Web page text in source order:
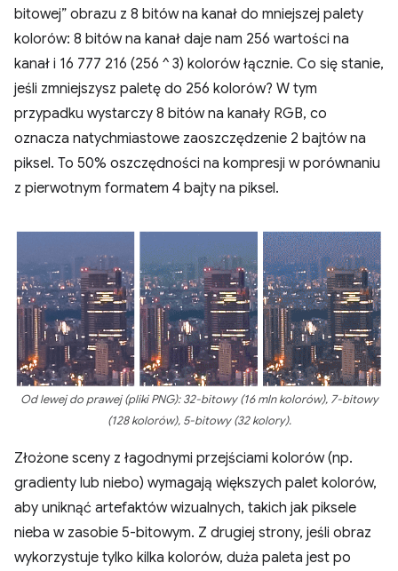
bitowej” obrazu z 8 bitów na kanał do mniejszej palety
kolorów: 8 bitów na kanał daje nam 256 wartości na
kanał i 16 777 216 (256 ^ 3) kolorów łącznie. Co się stanie,
jeśli zmniejszysz paletę do 256 kolorów? W tym
przypadku wystarczy 8 bitów na kanały RGB, co
oznacza natychmiastowe zaoszczędzenie 2 bajtów na
piksel. To 50% oszczędności na kompresji w porównaniu
z pierwotnym formatem 4 bajty na piksel.
Od lewej do prawej (pliki PNG): 32-bitowy (16 mln kolorów), 7-bitowy
(128 kolorów), 5-bitowy (32 kolory).
Złożone sceny z łagodnymi przejściami kolorów (np.
gradienty lub niebo) wymagają większych palet kolorów,
aby uniknąć artefaktów wizualnych, takich jak piksele
nieba w zasobie 5-bitowym. Z drugiej strony, jeśli obraz
wykorzystuje tylko kilka kolorów, duża paleta jest po